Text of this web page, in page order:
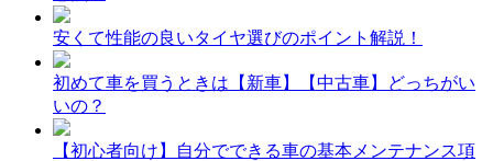
安くて性能の良いタイヤ選びのポイント解説！
初めて車を買うときは【新車】【中古車】どっちがい
いの？
【初心者向け】自分でできる車の基本メンテナンス項